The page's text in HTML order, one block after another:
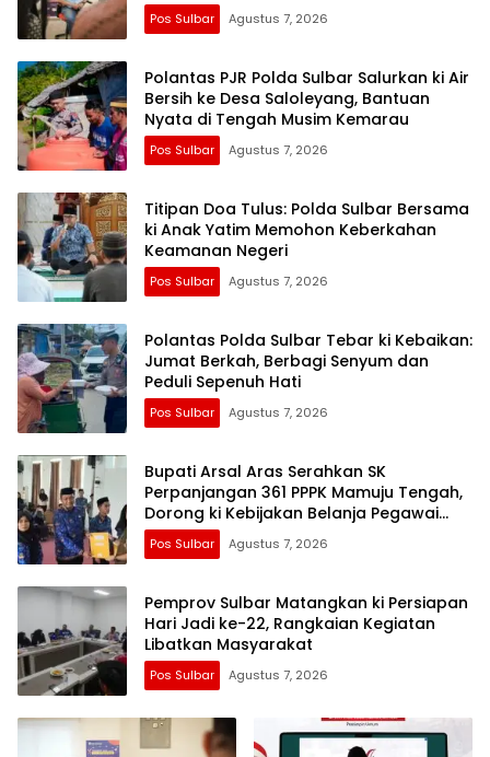
Pos Sulbar Agustus 7, 2026
Polantas PJR Polda Sulbar Salurkan ki Air
Bersih ke Desa Saloleyang, Bantuan
Nyata di Tengah Musim Kemarau
Pos Sulbar Agustus 7, 2026
Titipan Doa Tulus: Polda Sulbar Bersama
ki Anak Yatim Memohon Keberkahan
Keamanan Negeri
Pos Sulbar Agustus 7, 2026
Polantas Polda Sulbar Tebar ki Kebaikan:
Jumat Berkah, Berbagi Senyum dan
Peduli Sepenuh Hati
Pos Sulbar Agustus 7, 2026
Bupati Arsal Aras Serahkan SK
Perpanjangan 361 PPPK Mamuju Tengah,
Dorong ki Kebijakan Belanja Pegawai
Lebih Fleksibel
Pos Sulbar Agustus 7, 2026
Pemprov Sulbar Matangkan ki Persiapan
Hari Jadi ke-22, Rangkaian Kegiatan
Libatkan Masyarakat
Pos Sulbar Agustus 7, 2026